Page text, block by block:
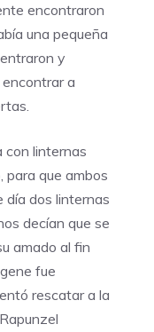
encontraron
una pequeña
y
a
con linternas
para que ambos
día dos linternas
decían que se
amado al fin
fue
rescatar a la